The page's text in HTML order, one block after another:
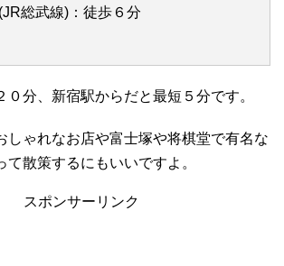
総武線)：徒歩６分
０分、新宿駅からだと最短５分です。
しゃれなお店や富士塚や将棋堂で有名な
て散策するにもいいですよ。
スポンサーリンク